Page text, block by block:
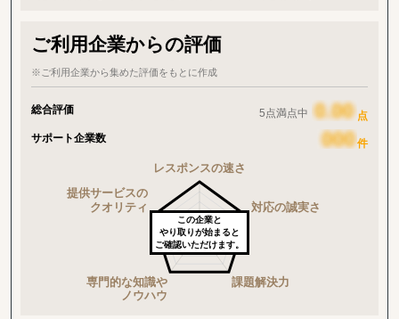
ご利用企業からの評価
※ご利用企業から集めた評価をもとに作成
総合評価 5点満点中
点
サポート企業数
件
この企業と
やり取りが始まると
ご確認いただけます。